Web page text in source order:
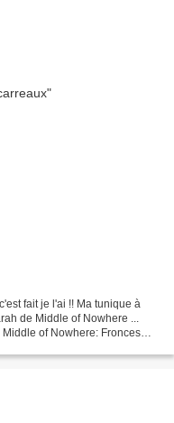
fait je l'ai !! Ma tunique à
de Middle of Nowhere ...
of Nowhere: Fronces